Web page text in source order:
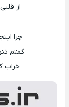
از
چرا
گفتم
خراب